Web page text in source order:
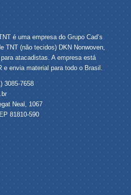
é uma empresa do Grupo Cad’s
TNT (não tecidos) DKN Nonwoven,
atacadistas. A empresa está
e envia material para todo o Brasil.
3085-7658
Neal, 1067
81810-590